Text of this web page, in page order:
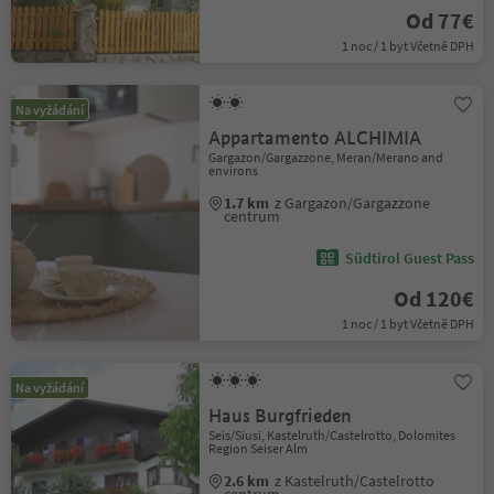
Od 77€
1 noc / 1 byt Včetně DPH
Na vyžádání
Appartamento ALCHIMIA
Gargazon/Gargazzone, Meran/Merano and
environs
1.7 km z Gargazon/Gargazzone
centrum
Südtirol Guest Pass
Od 120€
1 noc / 1 byt Včetně DPH
Na vyžádání
Haus Burgfrieden
Seis/Siusi, Kastelruth/Castelrotto, Dolomites
Region Seiser Alm
2.6 km z Kastelruth/Castelrotto